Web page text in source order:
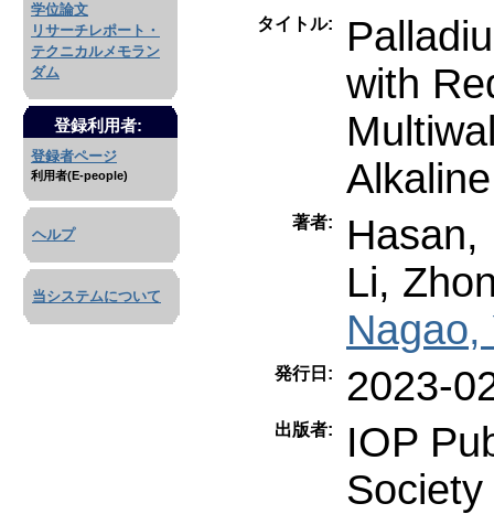
学位論文
リサーチレポート・
テクニカルメモラン
ダム
登録利用者:
登録者ページ
利用者(E-people)
ヘルプ
当システムについて
タイトル:
with
著者:
Hasan,
Li,
Nagao,
発行日: 2023-
出版者:
IOP